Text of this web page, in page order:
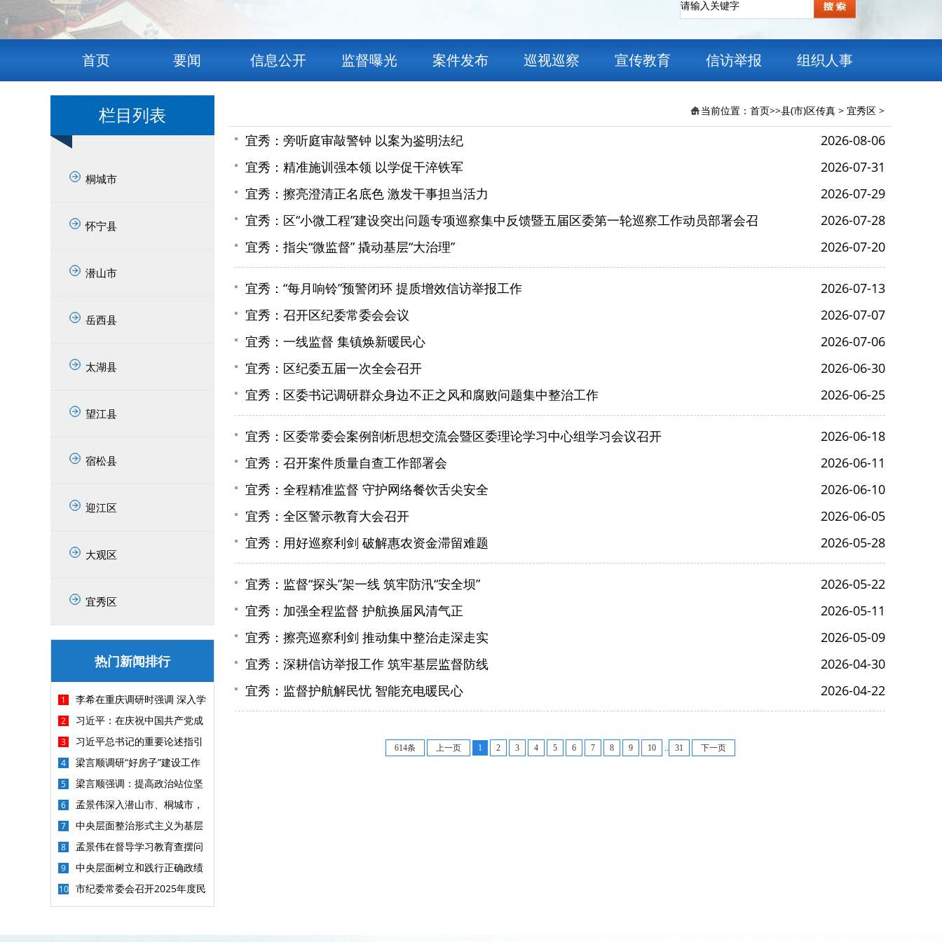
首页 要闻 信息公开 监督曝光 案件发布 巡视巡察 宣传教育 信访举报 组织人事
栏目列表
桐城市
怀宁县
潜山市
岳西县
太湖县
望江县
宿松县
迎江区
大观区
宜秀区
热门新闻排行
1
李希在重庆调研时强调 深入学
习贯彻习近平党建思想 以更高标准
更实举措做好纪检监察各项工作
2
习近平：在庆祝中国共产党成
立105周年大会上的讲话
3
习近平总书记的重要论述指引
基础教育改革发展开创新局面
4
梁言顺调研“好房子”建设工作
并主持召开座谈会 深入学习贯彻习
近平总书记重要讲话精神 加快建
设“好房子”探索房地产高质量发展
新路
5
梁言顺强调：提高政治站位坚
持问题导向勇于刀刃向内 坚决把集
中整治重点任务抓紧抓实抓出成效
6
孟景伟深入潜山市、桐城市，
调研督导汛期地质灾害防治工作
7
中央层面整治形式主义为基层
减负专项工作机制办公室 中央纪委
办公厅公开通报3起整治形式主义
为基层减负典型问题
8
孟景伟在督导学习教育查摆问
题整改整治工作时强调 动真碰硬抓
好整改整治 以实实在在的整改成效
取信于民
9
中央层面树立和践行正确政绩
观学习教育工作专班 中央纪委办公
厅公开通报3起政绩观偏差问题
10
市纪委常委会召开2025年度民
主生活会
当前位置： 首页>>县(市)区传真 > 宜秀区 >
2026-08-06
宜秀：旁听庭审敲警钟 以案为鉴明法纪
2026-07-31
宜秀：精准施训强本领 以学促干淬铁军
2026-07-29
宜秀：擦亮澄清正名底色 激发干事担当活力
2026-07-28
宜秀：区“小微工程”建设突出问题专项巡察集中反馈暨五届区委第一轮巡察工作动员部署会召
2026-07-20
宜秀：指尖“微监督” 撬动基层“大治理”
2026-07-13
宜秀：“每月响铃”预警闭环 提质增效信访举报工作
2026-07-07
宜秀：召开区纪委常委会会议
2026-07-06
宜秀：一线监督 集镇焕新暖民心
2026-06-30
宜秀：区纪委五届一次全会召开
2026-06-25
宜秀：区委书记调研群众身边不正之风和腐败问题集中整治工作
2026-06-18
宜秀：区委常委会案例剖析思想交流会暨区委理论学习中心组学习会议召开
2026-06-11
宜秀：召开案件质量自查工作部署会
2026-06-10
宜秀：全程精准监督 守护网络餐饮舌尖安全
2026-06-05
宜秀：全区警示教育大会召开
2026-05-28
宜秀：用好巡察利剑 破解惠农资金滞留难题
2026-05-22
宜秀：监督“探头”架一线 筑牢防汛“安全坝”
2026-05-11
宜秀：加强全程监督 护航换届风清气正
2026-05-09
宜秀：擦亮巡察利剑 推动集中整治走深走实
2026-04-30
宜秀：深耕信访举报工作 筑牢基层监督防线
2026-04-22
宜秀：监督护航解民忧 智能充电暖民心
614条 上一页 1 2 3 4 5 6 7 8 9 10 .. 31 下一页